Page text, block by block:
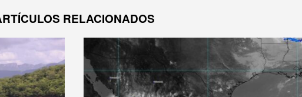
RELACIONADOS